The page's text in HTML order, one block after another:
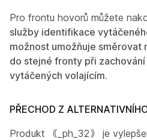
Pro frontu hovorů můžete
služby identifikace
možnost umožňuje směrovat
do stejné fronty při
vytáčených volajícím.
PŘECHOD Z
Produkt ｟_ph_32｠ je